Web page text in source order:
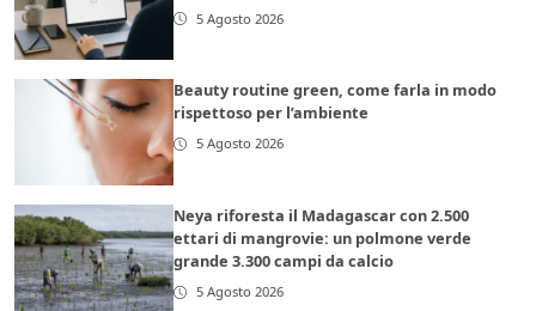
5 Agosto 2026
Beauty routine green, come farla in modo
rispettoso per l’ambiente
5 Agosto 2026
Neya riforesta il Madagascar con 2.500
ettari di mangrovie: un polmone verde
grande 3.300 campi da calcio
5 Agosto 2026